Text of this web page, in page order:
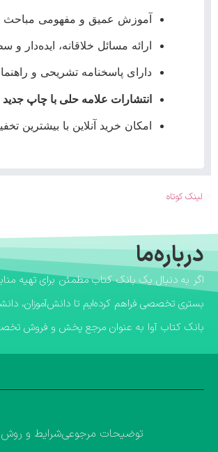
آموزش عمیق و مفهومی مباحث
ارائه مسائل خلاقانه، ایده‌دار
دارای پاسخنامه تشریحی و
انتشارات علامه حلی با چاپ جدید 1405.
امکان خرید آنلاین با
لینک کوتاه
درباره‌ما
بستری تخصصی فراهم کرده‌ایم تا دانش‌آموزان،
​بانک کتاب آوا به عنوان مرجع پخش و فروش
توضیحات مرجوعیشرایط و